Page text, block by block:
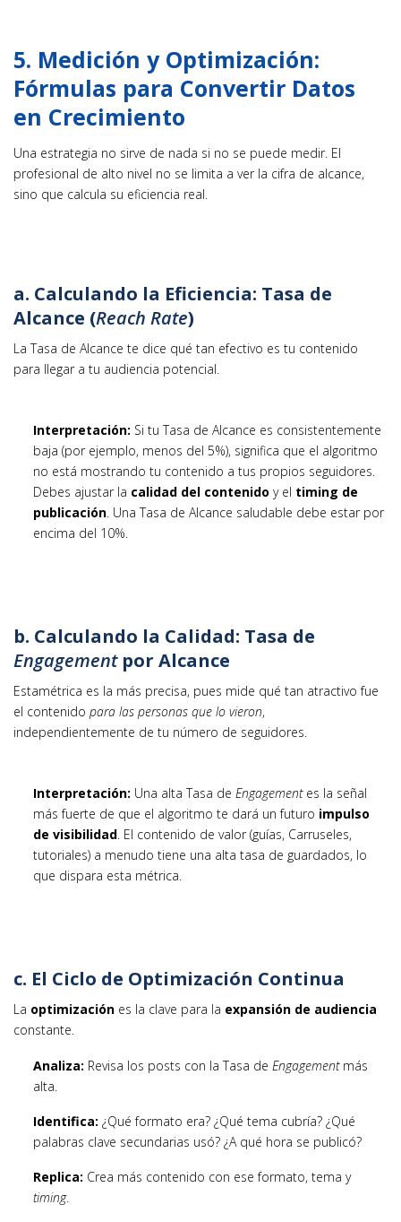
5. Medición y Optimización:
Fórmulas para Convertir Datos
en Crecimiento
Una estrategia no sirve de nada si no se puede medir. El
profesional de alto nivel no se limita a ver la cifra de alcance,
sino que calcula su eficiencia real.
a. Calculando la Eficiencia: Tasa de
Alcance (Reach Rate)
La Tasa de Alcance te dice qué tan efectivo es tu contenido
para llegar a tu audiencia potencial.
Interpretación: Si tu Tasa de Alcance es consistentemente
baja (por ejemplo, menos del 5%), significa que el algoritmo
no está mostrando tu contenido a tus propios seguidores.
Debes ajustar la calidad del contenido y el timing de
publicación . Una Tasa de Alcance saludable debe estar por
encima del 10%.
b. Calculando la Calidad: Tasa de
Engagementpor Alcance
Estamétrica es la más precisa, pues mide qué tan atractivo fue
el contenido para las personas que lo vieron,
independientemente de tu número de seguidores.
Interpretación: Una alta Tasa deEngagementes la señal
más fuerte de que el algoritmo te dará un futuro impulso
de visibilidad. El contenido de valor (guías, Carruseles,
tutoriales) a menudo tiene una alta tasa de guardados, lo
que dispara esta métrica.
c. El Ciclo de Optimización Continua
La optimización es la clave para la expansión de audiencia
constante.
Analiza: Revisa los posts con la Tasa de Engagementmás
alta.
Identifica: ¿Qué formato era? ¿Qué tema cubría? ¿Qué
palabras clave secundarias usó? ¿A qué hora se publicó?
Replica: Crea más contenido con ese formato, tema y
timing.